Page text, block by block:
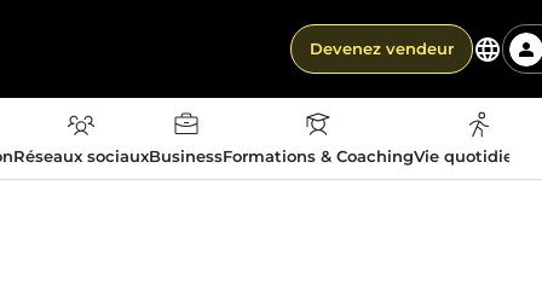
Devenez vendeur
Réseaux sociauxBusinessFormations & CoachingVie